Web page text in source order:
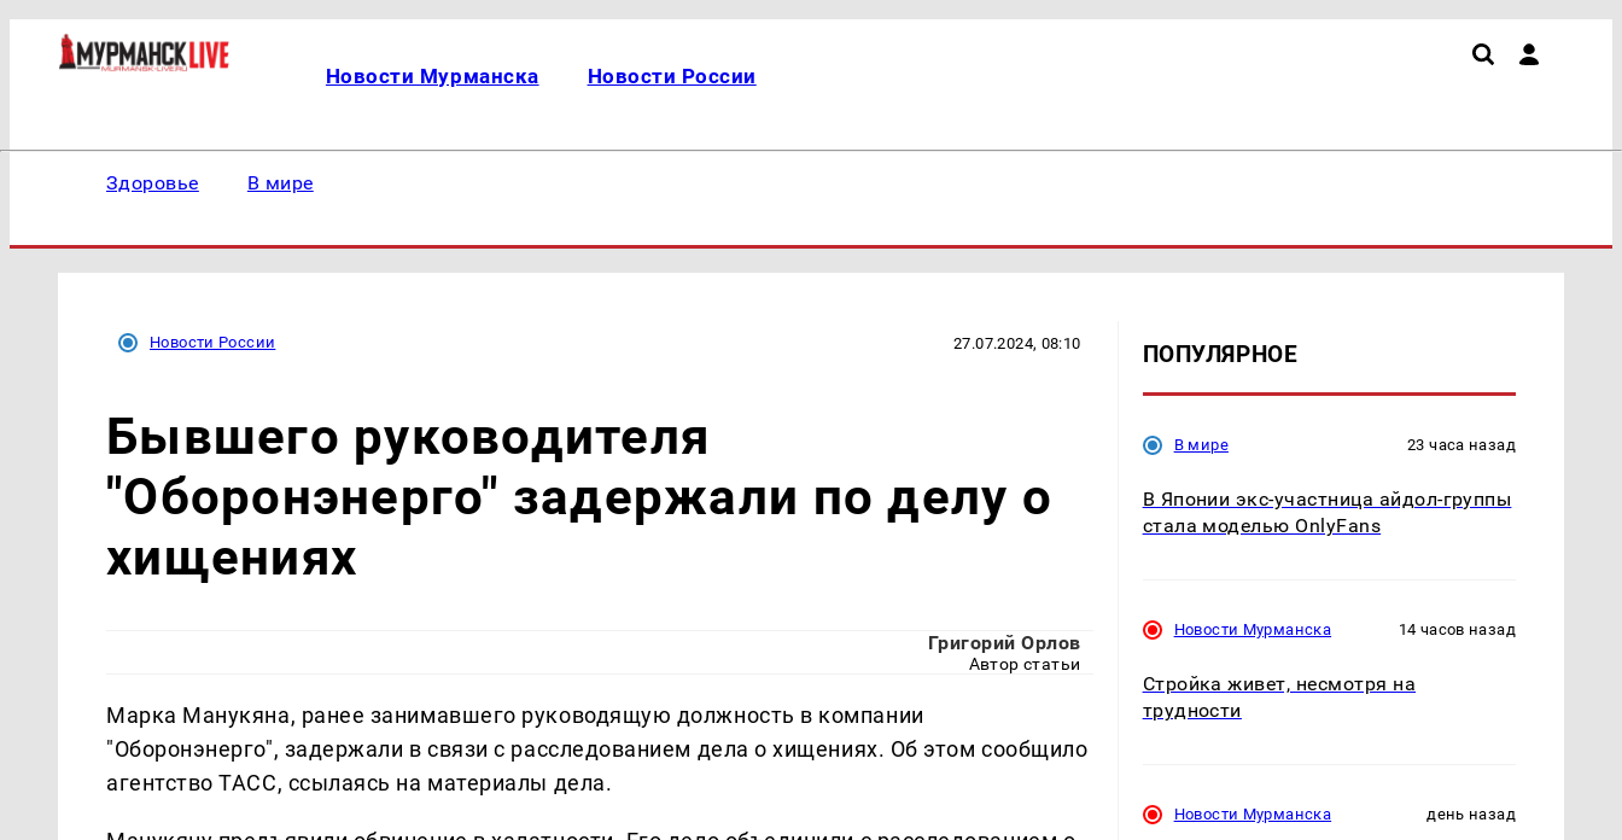
Новости Мурманска Новости России
Здоровье В мире
Новости России 27.07.2024, 08:10
Бывшего руководителя
"Оборонэнерго" задержали по делу о
хищениях
Григорий Орлов
Автор статьи
Марка Манукяна, ранее занимавшего руководящую должность в компании
"Оборонэнерго", задержали в связи с расследованием дела о хищениях. Об этом сообщило
агентство ТАСС, ссылаясь на материалы дела.
ПОПУЛЯРНОЕ
В мире 23 часа назад
В Японии экс-участница айдол-группы
стала моделью OnlyFans
Новости Мурманска 14 часов назад
Стройка живет, несмотря на
трудности
Новости Мурманска день назад